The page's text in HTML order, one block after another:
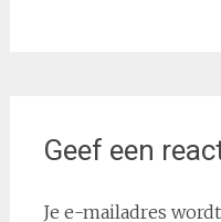
Geef een
Je e-mailadres